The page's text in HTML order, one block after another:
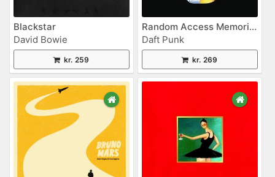
Blackstar
David Bowie
kr. 259
Random Access Memories
Daft Punk
kr. 269